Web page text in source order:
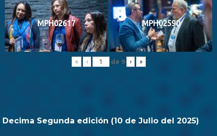
MPH02617 MPH02590
« ‹ de 9 › »
Decima Segunda edición (10 de Julio del 2025)